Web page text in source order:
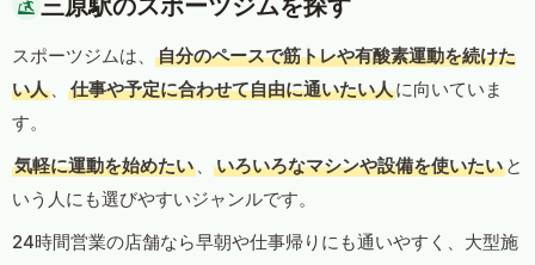
三原駅のスポーツジムを探す
スポーツジムは、
自分のペースで筋トレや有酸素運動を続けた
い人 、 仕事や予定に合わせて自由に通いたい人に向いていま
す。
気軽に運動を始めたい 、 いろいろなマシンや設備を使いたい と
いう人にも選びやすいジャンルです。
24時間営業の店舗なら早朝や仕事帰りにも通いやすく、大型施